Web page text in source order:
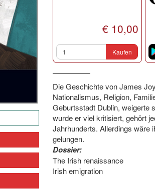
€ 10,00
Kaufen
Die Geschichte von James
Nationalismus, Religion,
Geburtsstadt Dublin, weigerte
wurde er viel kritisiert, gehört
Jahrhunderts. Allerdings wäre
gelungen.
Dossier:
The Irish renaissance
Irish emigration